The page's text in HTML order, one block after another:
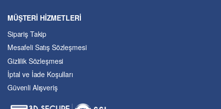
Dil ve Edebiyat
Eğitim
Ekonomi ve Finans
Enerji
Felsefe
Fen Bilimleri
MÜŞTERİ HİZMETLERİ
Sipariş Takip
Mesafeli Satış Sözleşmesi
Gizlilik Sözleşmesi
İptal ve İade Koşulları
Güvenli Alışveriş